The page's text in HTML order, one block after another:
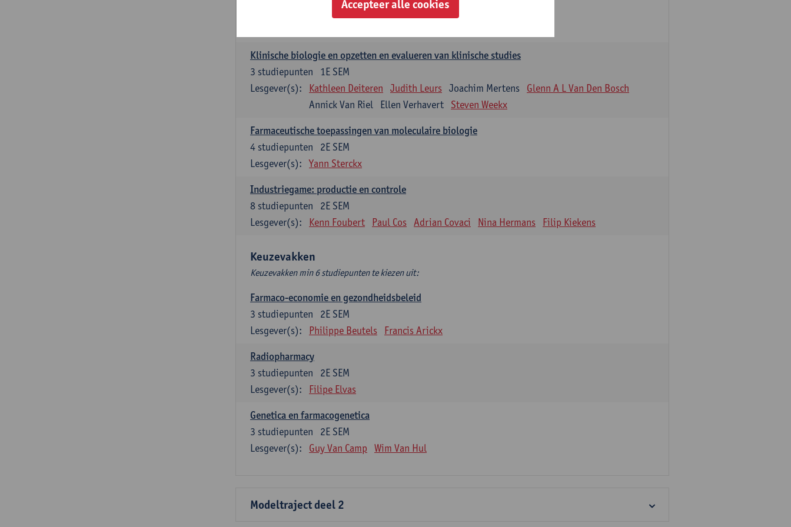
Klinische biologie en opzetten en evalueren van klinische studies
1E SEM
3 studiepunten
Lesgever(s):
Kathleen Deiteren Judith Leurs Joachim Mertens
Glenn A L Van Den Bosch
Annick Van Riel
Ellen Verhavert Steven Weekx
Farmaceutische toepassingen van moleculaire biologie
2E SEM
4 studiepunten
Lesgever(s):
Yann Sterckx
Industriegame: productie en controle
2E SEM
8 studiepunten
Lesgever(s):
Kenn Foubert Paul Cos Adrian Covaci Nina Hermans Filip Kiekens
Keuzevakken
Keuzevakken min 6 studiepunten te kiezen uit:
Farmaco-economie en gezondheidsbeleid
2E SEM
3 studiepunten
Lesgever(s):
Philippe Beutels Francis Arickx
Radiopharmacy
2E SEM
3 studiepunten
Lesgever(s):
Filipe Elvas
Genetica en farmacogenetica
2E SEM
3 studiepunten
Lesgever(s):
Guy Van Camp Wim Van Hul
Modeltraject deel 2
Accepteer alle cookies